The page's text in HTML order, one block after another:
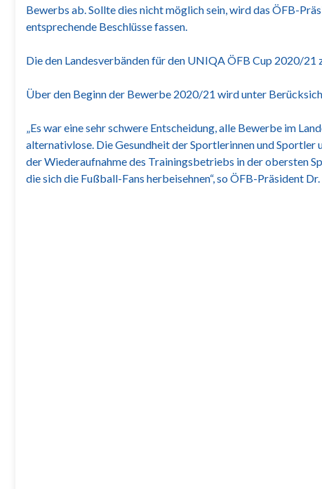
Bewerbs ab. Sollte dies nicht möglich sein, wird das ÖFB-
entsprechende Beschlüsse fassen.
Die den Landesverbänden für den UNIQA ÖFB Cup 2020/
Über den Beginn der Bewerbe 2020/21 wird unter
„Es war eine sehr schwere Entscheidung, alle Bewerbe im
alternativlose. Die Gesundheit der Sportlerinnen und
der Wiederaufnahme des Trainingsbetriebs in der obersten
die sich die Fußball-Fans herbeisehnen“, so ÖFB-Präsident